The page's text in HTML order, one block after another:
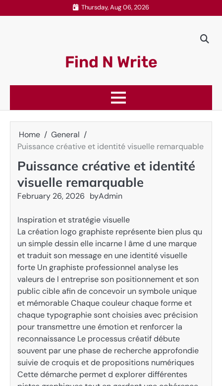
to
Thursday, Aug 06, 2026
Find N Write
Home
General
Puissance créative et identité visuelle remarquable
Puissance créative et identité
visuelle remarquable
February 26, 2026 byAdmin
Inspiration et stratégie visuelle
La création logo graphiste représente bien plus qu
un simple dessin elle incarne l âme d une marque
et traduit son message en une identité visuelle
forte Un graphiste professionnel analyse les
valeurs de l entreprise son positionnement et son
public cible afin de concevoir un symbole unique
et mémorable Chaque couleur chaque forme et
chaque typographie sont choisies avec précision
pour transmettre une émotion et renforcer la
reconnaissance Le processus créatif débute
souvent par une phase de recherche approfondie
suivie de croquis et de propositions numériques
Cette démarche permet d explorer différentes